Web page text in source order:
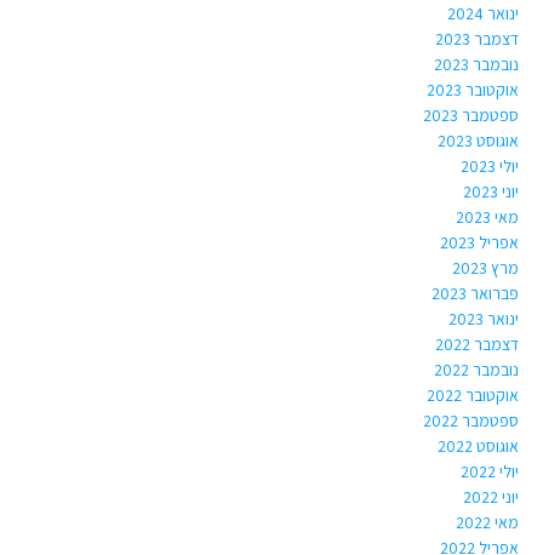
ינואר 2024
דצמבר 2023
נובמבר 2023
אוקטובר 2023
ספטמבר 2023
אוגוסט 2023
יולי 2023
יוני 2023
מאי 2023
אפריל 2023
מרץ 2023
פברואר 2023
ינואר 2023
דצמבר 2022
נובמבר 2022
אוקטובר 2022
ספטמבר 2022
אוגוסט 2022
יולי 2022
יוני 2022
מאי 2022
אפריל 2022